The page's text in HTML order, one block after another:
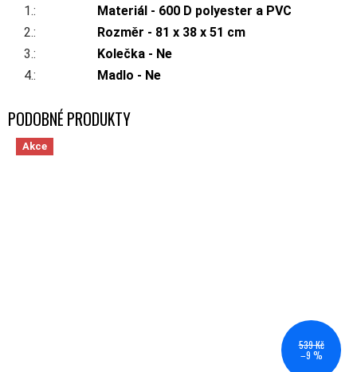
1.:
Materiál - 600 D polyester a PVC
2.:
Rozměr - 81 x 38 x 51 cm
3.:
Kolečka - Ne
4.: Madlo - Ne
Akce
539 Kč
–9 %